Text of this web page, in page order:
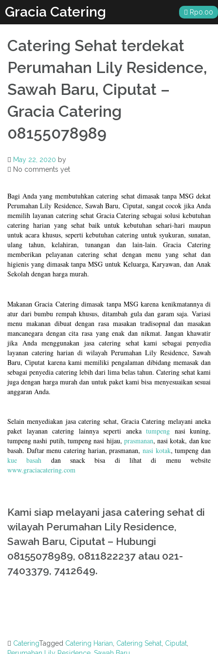
to
content
Gracia Catering Rp0.00
Catering Sehat terdekat
Perumahan Lily Residence,
Sawah Baru, Ciputat –
Gracia Catering
08155078989
May 22, 2020 by
No comments yet
Bagi Anda yang membutuhkan catering sehat dimasak tanpa MSG dekat
Perumahan Lily Residence, Sawah Baru, Ciputat, sangat cocok jika Anda
memilih layanan catering sehat Gracia Catering sebagai solusi kebutuhan
catering harian yang sehat baik untuk kebutuhan sehari-hari maupun
untuk acara khusus, seperti kebutuhan catering untuk syukuran, sunatan,
ulang tahun, kelahiran, tunangan dan lain-lain. Gracia Catering
memberikan pelayanan catering sehat dengan menu yang sehat dan
higienis yang dimasak tanpa MSG untuk Keluarga, Karyawan, dan Anak
Sekolah dengan harga murah.
Makanan Gracia Catering dimasak tanpa MSG karena kenikmatannya di
atur dari bumbu rempah khusus, ditambah gula dan garam saja. Variasi
menu makanan dibuat dengan rasa masakan tradisopnal dan masakan
mancanegara dengan cita rasa yang enak dan nikmat. Jangan khawatir
jika Anda menggunakan jasa catering sehat kami sebagai penyedia
layanan catering harian di wilayah Perumahan Lily Residence, Sawah
Baru, Ciputat karena kami memiliki pengalaman dibidang memasak dan
sebagai penyedia catering lebih dari lima belas tahun. Catering sehat kami
juga dengan harga murah dan untuk paket kami bisa menyesuaikan sesuai
anggaran Anda.
Selain menyediakan jasa catering sehat, Gracia Catering melayani aneka
paket layanan catering lainnya seperti aneka tumpeng nasi kuning,
tumpeng nashi putih, tumpeng nasi hijau, prasmanan, nasi kotak, dan kue
basah. Daftar menu catering harian, prasmanan, nasi kotak, tumpeng dan
kue basah dan snack bisa di lihat di menu website
www.graciacatering.com
Kami siap melayani jasa catering sehat di
wilayah Perumahan Lily Residence,
Sawah Baru, Ciputat – Hubungi
08155078989, 0811822237 atau 021-
7403379, 7412649.
CateringTagged Catering Harian, Catering Sehat, Ciputat,